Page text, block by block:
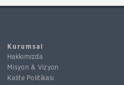
Kurumsal
Hakkımızda
Misyon & Vizyon
Kalite Politikası